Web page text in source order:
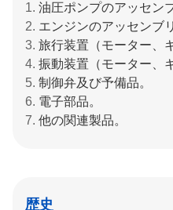
1. 油圧ポンプのアッセン
2. エンジンのアッセンブ
3. 旅行装置（モーター、
4. 振動装置（モーター、
5. 制御弁及び予備品。
6. 電子部品。
7. 他の関連製品。
歴史